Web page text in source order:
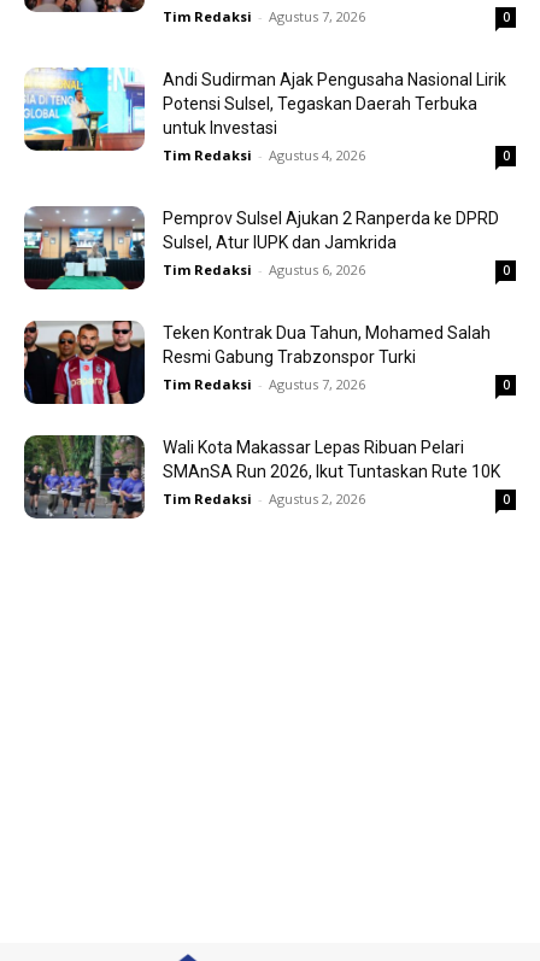
Tim Redaksi - Agustus 7, 2026 0
Andi Sudirman Ajak Pengusaha Nasional Lirik
Potensi Sulsel, Tegaskan Daerah Terbuka
untuk Investasi
Tim Redaksi - Agustus 4, 2026 0
Pemprov Sulsel Ajukan 2 Ranperda ke DPRD
Sulsel, Atur IUPK dan Jamkrida
Tim Redaksi - Agustus 6, 2026 0
Teken Kontrak Dua Tahun, Mohamed Salah
Resmi Gabung Trabzonspor Turki
Tim Redaksi - Agustus 7, 2026 0
Wali Kota Makassar Lepas Ribuan Pelari
SMAnSA Run 2026, Ikut Tuntaskan Rute 10K
Tim Redaksi - Agustus 2, 2026 0